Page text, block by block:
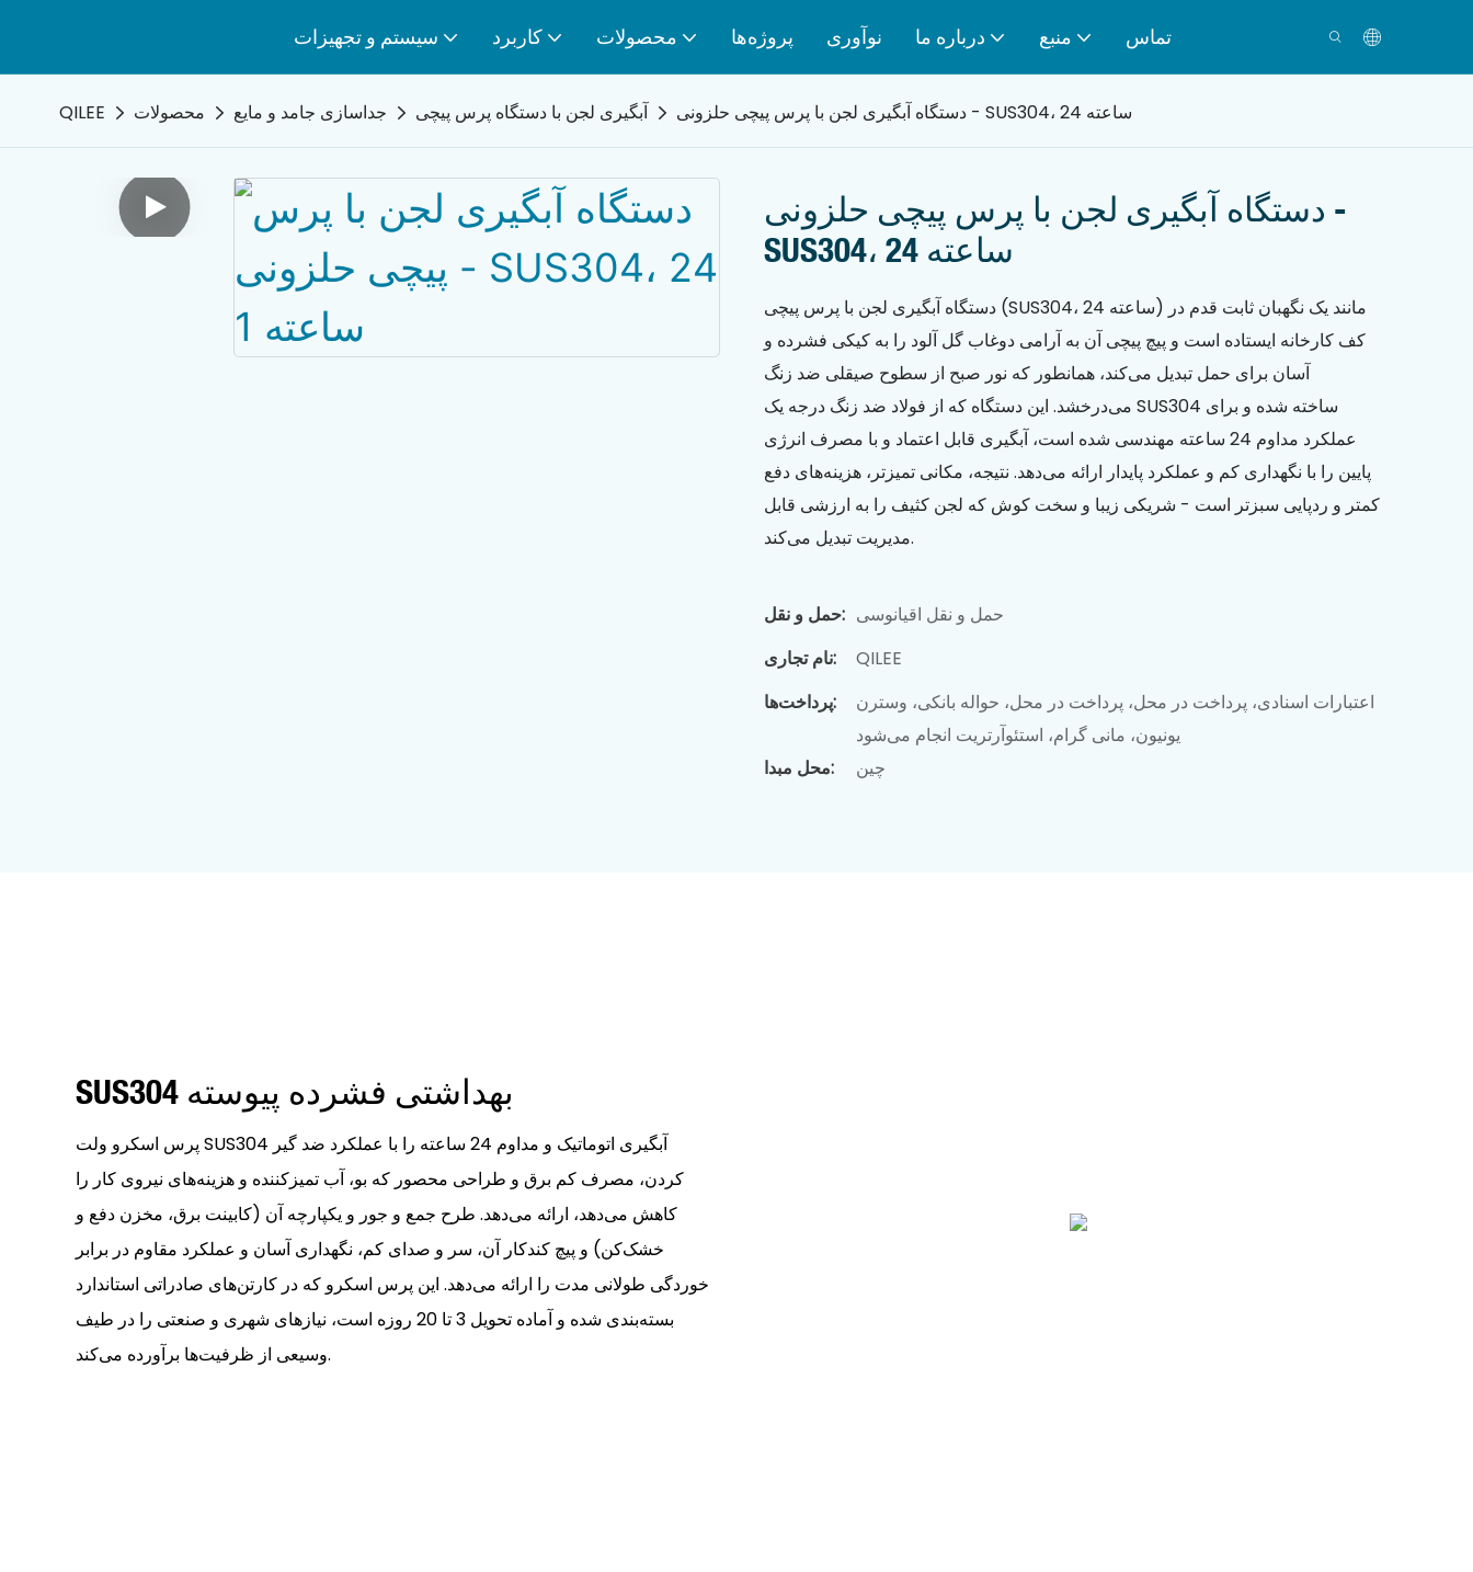
سیستم و تجهیزات کاربرد محصولات پروژه‌ها نوآوری درباره ما منبع تماس
QILEE محصولات جداسازی جامد و مایع آبگیری لجن با دستگاه پرس پیچی دستگاه آبگیری لجن با پرس پیچی حلزونی - SUS304، 24 ساعته
دستگاه آبگیری لجن با پرس پیچی حلزونی -
SUS304، 24 ساعته
دستگاه آبگیری لجن با پرس پیچی (SUS304، 24 ساعته) مانند یک نگهبان ثابت قدم در
کف کارخانه ایستاده است و پیچ پیچی آن به آرامی دوغاب گل آلود را به کیکی فشرده و
آسان برای حمل تبدیل می‌کند، همانطور که نور صبح از سطوح صیقلی ضد زنگ
می‌درخشد. این دستگاه که از فولاد ضد زنگ درجه یک SUS304 ساخته شده و برای
عملکرد مداوم 24 ساعته مهندسی شده است، آبگیری قابل اعتماد و با مصرف انرژی
پایین را با نگهداری کم و عملکرد پایدار ارائه می‌دهد. نتیجه، مکانی تمیزتر، هزینه‌های دفع
کمتر و ردپایی سبزتر است - شریکی زیبا و سخت کوش که لجن کثیف را به ارزشی قابل
مدیریت تبدیل می‌کند.
حمل و نقل: حمل و نقل اقیانوسی
نام تجاری:
QILEE
پرداخت‌ها:
اعتبارات اسنادی، پرداخت در محل، پرداخت در محل، حواله بانکی، وسترن
یونیون، مانی گرام، استئوآرتریت انجام می‌شود
محل مبدا:
چین
SUS304 بهداشتی فشرده پیوسته
پرس اسکرو ولت SUS304 آبگیری اتوماتیک و مداوم 24 ساعته را با عملکرد ضد گیر
کردن، مصرف کم برق و طراحی محصور که بو، آب تمیزکننده و هزینه‌های نیروی کار را
کاهش می‌دهد، ارائه می‌دهد. طرح جمع و جور و یکپارچه آن (کابینت برق، مخزن دفع و
خشک‌کن) و پیچ کندکار آن، سر و صدای کم، نگهداری آسان و عملکرد مقاوم در برابر
خوردگی طولانی مدت را ارائه می‌دهد. این پرس اسکرو که در کارتن‌های صادراتی استاندارد
بسته‌بندی شده و آماده تحویل 3 تا 20 روزه است، نیازهای شهری و صنعتی را در طیف
وسیعی از ظرفیت‌ها برآورده می‌کند.